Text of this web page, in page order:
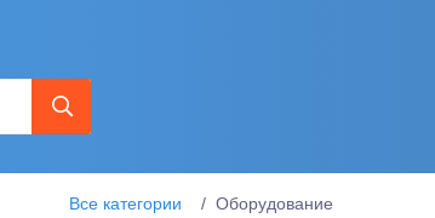
Все категории Оборудование